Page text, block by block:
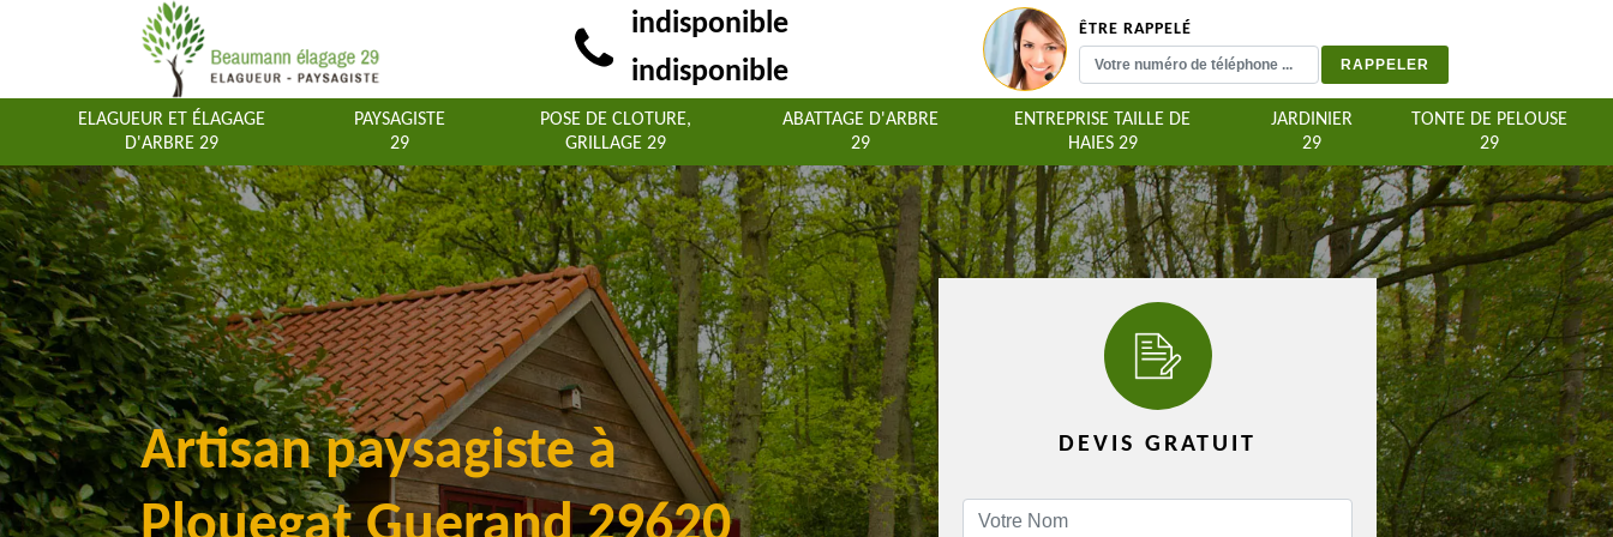
indisponible
indisponible
ÊTRE RAPPELÉ
ELAGUEUR ET ÉLAGAGE
D'ARBRE 29
PAYSAGISTE
29
POSE DE CLOTURE,
GRILLAGE 29
ABATTAGE D'ARBRE
29
ENTREPRISE TAILLE DE
HAIES 29
JARDINIER
29
TONTE DE PELOUSE
29
Artisan paysagiste à
DEVIS GRATUIT